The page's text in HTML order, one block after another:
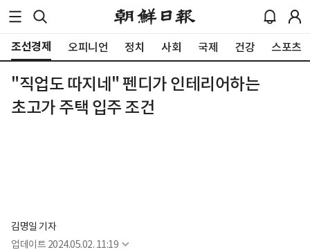
조선경제 오피니언 정치 사회 국제 건강 스포츠
"직업도 따지네" 펜디가 인테리어하는
초고가 주택 입주 조건
김명일 기자
업데이트 2024.05.02. 11:19